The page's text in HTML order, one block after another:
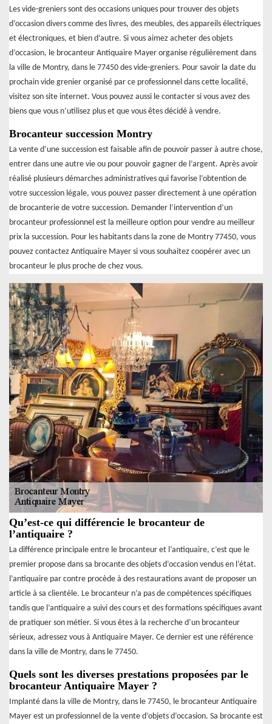
Les vide-greniers sont des occasions uniques pour trouver des objets
d’occasion divers comme des livres, des meubles, des appareils électriques
et électroniques, et bien d’autre. Si vous aimez acheter des objets
d’occasion, le brocanteur Antiquaire Mayer organise régulièrement dans
la ville de Montry, dans le 77450 des vide-greniers. Pour savoir la date du
prochain vide grenier organisé par ce professionnel dans cette localité,
visitez son site internet. Vous pouvez aussi le contacter si vous avez des
biens que vous n’utilisez plus et que vous êtes décidé à vendre.
Brocanteur succession Montry
La vente d’une succession est faisable afin de pouvoir passer à autre chose,
entrer dans une autre vie ou pour pouvoir gagner de l’argent. Après avoir
réalisé plusieurs démarches administratives qui favorise l’obtention de
votre succession légale, vous pouvez passer directement à une opération
de brocanterie de votre succession. Demander l’intervention d’un
brocanteur professionnel est la meilleure option pour vendre au meilleur
prix la succession. Pour les habitants dans la zone de Montry 77450, vous
pouvez contactez Antiquaire Mayer si vous souhaitez coopérer avec un
brocanteur le plus proche de chez vous.
Qu’est-ce qui différencie le brocanteur de
l’antiquaire ?
La différence principale entre le brocanteur et l’antiquaire, c’est que le
premier propose dans sa brocante des objets d’occasion vendus en l’état.
l’antiquaire par contre procède à des restaurations avant de proposer un
article à sa clientèle. Le brocanteur n’a pas de compétences spécifiques
tandis que l’antiquaire a suivi des cours et des formations spécifiques avant
de pratiquer son métier. Si vous êtes à la recherche d’un brocanteur
sérieux, adressez vous à Antiquaire Mayer. Ce dernier est une référence
dans la ville de Montry, dans le 77450.
Quels sont les diverses prestations proposées par le
brocanteur Antiquaire Mayer ?
Implanté dans la ville de Montry, dans le 77450, le brocanteur Antiquaire
Mayer est un professionnel de la vente d’objets d’occasion. Sa brocante est